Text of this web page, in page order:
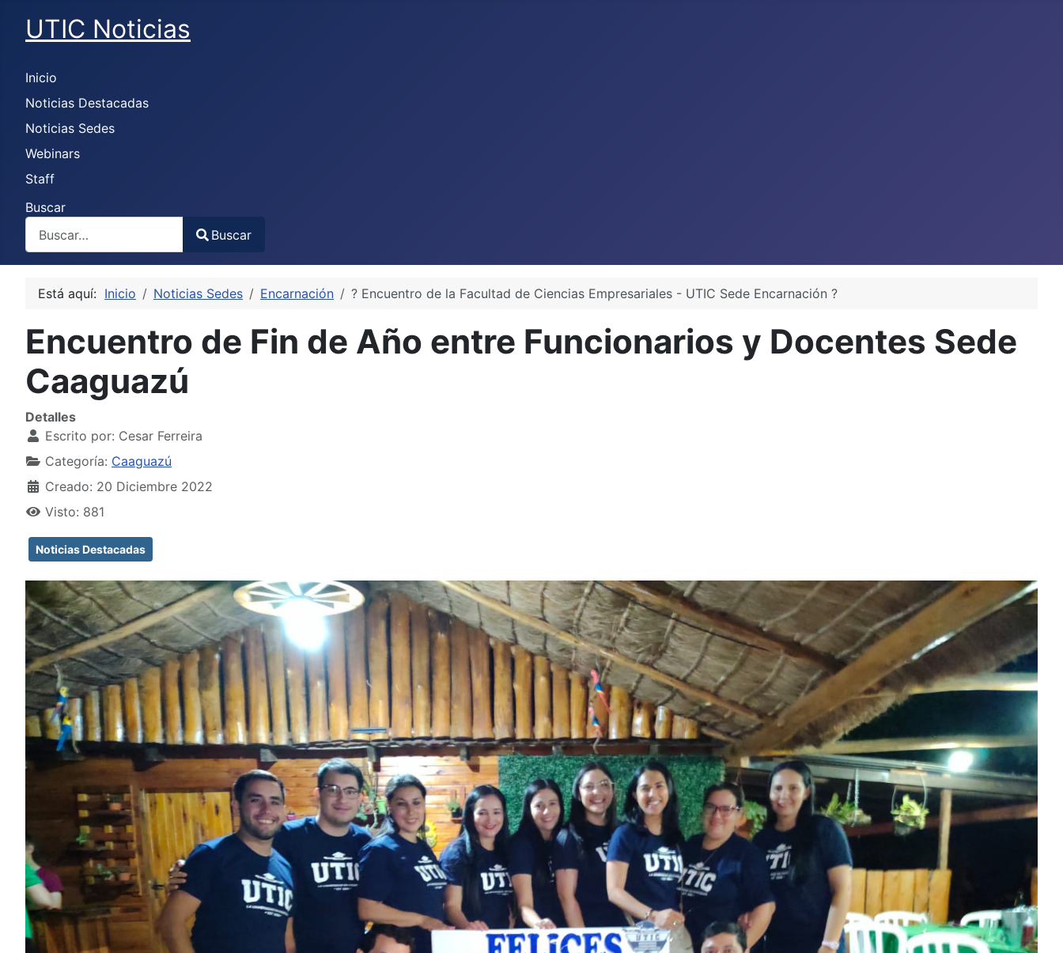
UTIC Noticias
Inicio
Noticias Destacadas
Noticias Sedes
Webinars
Staff
Buscar
Type 2 or more characters for results.
Buscar
Está aquí: Inicio Noticias Sedes Encarnación ? Encuentro de la Facultad de Ciencias Empresariales - UTIC Sede Encarnación ?
Encuentro de Fin de Año entre Funcionarios y Docentes Sede
Caaguazú
Detalles
Escrito por: Cesar Ferreira
Categoría: Caaguazú
Creado: 20 Diciembre 2022
Visto: 881
Noticias Destacadas